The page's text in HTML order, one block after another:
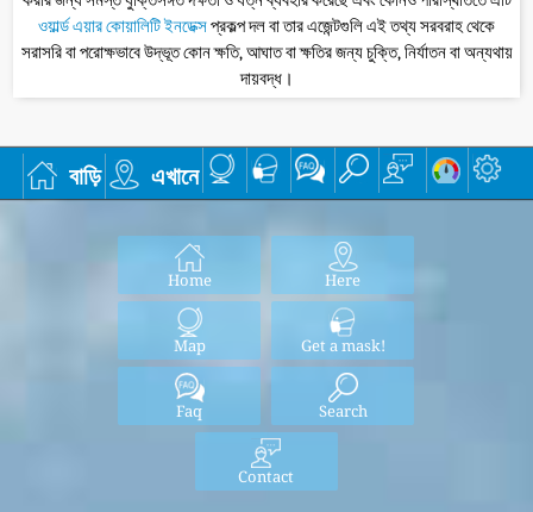
ওয়ার্ল্ড এয়ার কোয়ালিটি ইনডেক্সপ্রকল্প দল বা তার এজেন্টগুলি এই তথ্য সরবরাহ থেকে
সরাসরি বা পরোক্ষভাবে উদ্ভূত কোন ক্ষতি, আঘাত বা ক্ষতির জন্য চুক্তি, নির্যাতন বা অন্যথায়
দায়বদ্ধ।
বাড়ি এখানে
Home Here
Map Get a mask!
Faq Search
Contact